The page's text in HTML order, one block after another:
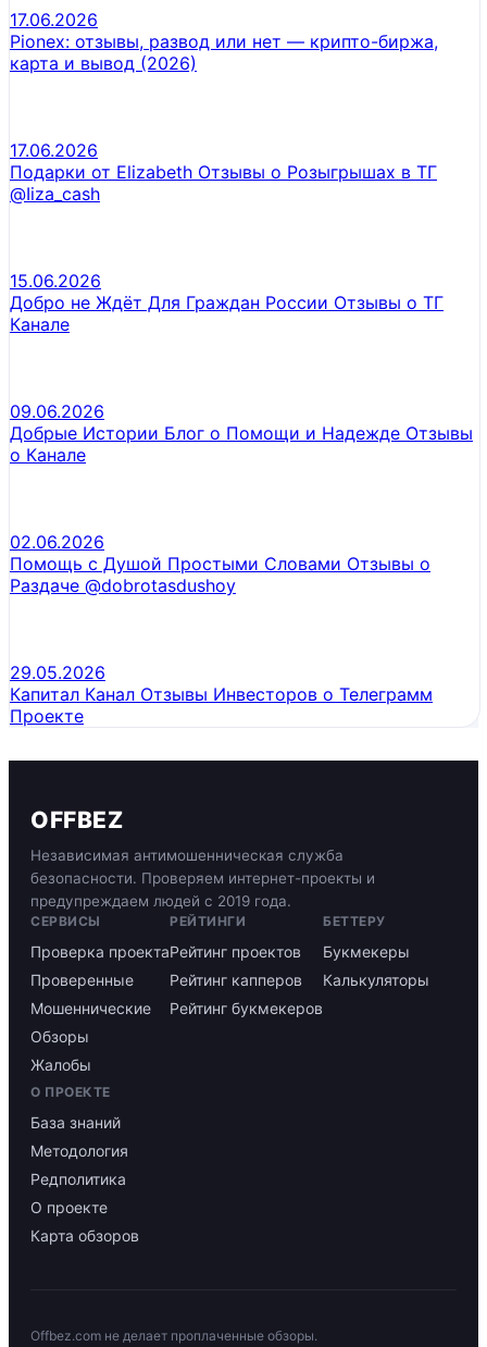
17.06.2026
Pionex: отзывы, развод или нет — крипто-биржа,
карта и вывод (2026)
17.06.2026
Подарки от Elizabeth Отзывы о Розыгрышах в ТГ
@Iiza_cash
15.06.2026
Добро не Ждёт Для Граждан России Отзывы о ТГ
Канале
09.06.2026
Добрые Истории Блог о Помощи и Надежде Отзывы
о Канале
02.06.2026
Помощь с Душой Простыми Словами Отзывы о
Раздаче @dobrotasdushoy
29.05.2026
Капитал Канал Отзывы Инвесторов о Телеграмм
Проекте
OFFBEZ
Независимая антимошенническая служба
безопасности. Проверяем интернет-проекты и
предупреждаем людей с 2019 года.
СЕРВИСЫ
Проверка проекта
Проверенные
Мошеннические
Обзоры
Жалобы
РЕЙТИНГИ
Рейтинг проектов
Рейтинг капперов
Рейтинг букмекеров
БЕТТЕРУ
Букмекеры
Калькуляторы
О ПРОЕКТЕ
База знаний
Методология
Редполитика
О проекте
Карта обзоров
Offbez.com не делает проплаченные обзоры.